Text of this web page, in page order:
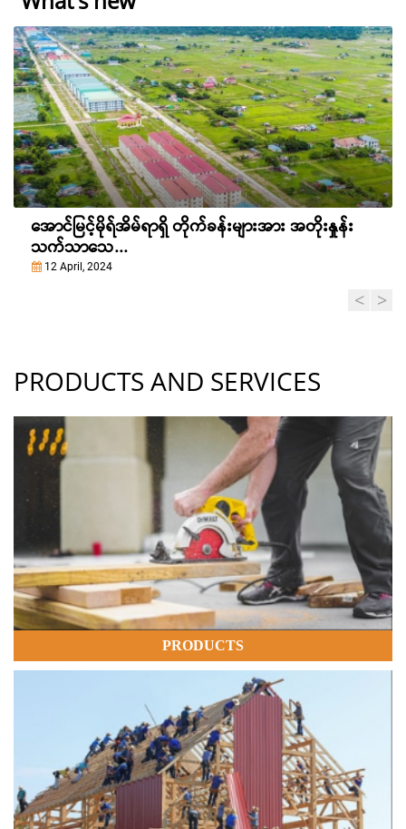
အောင်မြင့်မိုရ်အိမ်ရာရှိ တိုက်ခန်းများအား အတိုးနှုန်း
သက်သာသေ...
12 April, 2024
PRODUCTS AND SERVICES
PRODUCTS